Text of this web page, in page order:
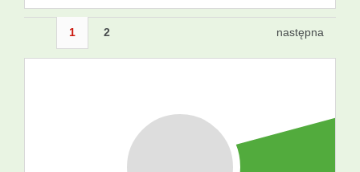
1 2 następna